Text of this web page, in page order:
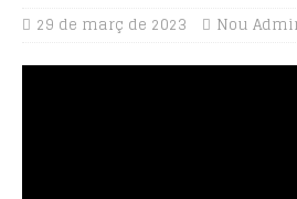
29 de març de 2023 Nou